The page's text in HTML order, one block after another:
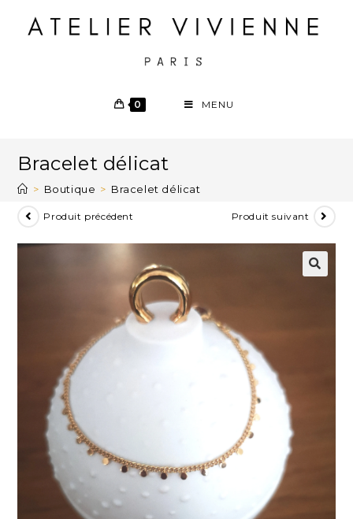
0 MENU
Bracelet délicat
> Boutique > Bracelet délicat
Produit précédent Produit suivant